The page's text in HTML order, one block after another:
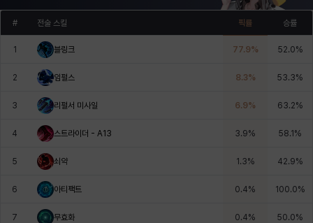
알론소 얀
이슈트반
# 전술 스킬 픽률 승률
1 블링크 77.9% 52.0%
2 임펄스 8.3% 53.3%
3 리펄서 미사일 6.9% 63.2%
4 스트라이더 - A13 3.9% 58.1%
5 쇠약 1.3% 42.9%
6 아티팩트 0.4% 100.0%
7 무효화 0.4% 50.0%